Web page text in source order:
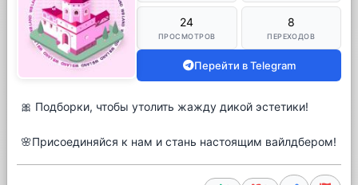
24
ПРОСМОТРОВ
8
ПЕРЕХОДОВ
Перейти в Telegram
🎀 Подборки, чтобы утолить жажду дикой эстетики!
🌸Присоединяйся к нам и стань настоящим вайлдбером!